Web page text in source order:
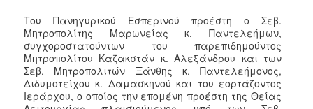
Του Πανηγυρικού Εσπερινού προέστη ο Σεβ.
Μητροπολίτης Μαρωνείας κ. Παντελεήμων,
συγχοροστατούντων του παρεπιδημούντος
Μητροπολίτου Καζακστάν κ. Αλεξάνδρου και των
Σεβ. Μητροπολιτών Ξάνθης κ. Παντελεήμονος,
Διδυμοτείχου κ. Δαμασκηνού και του εορτάζοντος
Ιεράρχου, ο οποίος την επομένη προέστη της Θείας